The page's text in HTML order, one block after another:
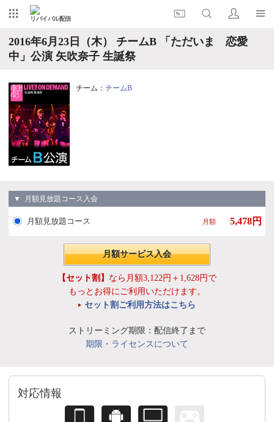
リバイバル配信
2016年6月23日（木） チームB 「ただいま 恋愛
中」公演 矢吹奈子 生誕祭
チーム： チームB
▼ 月額見放題コース入会
月額見放題コース 月額 5,478円
月額サービス入会
【セット割】 なら月額3,122円＋1,628円で
もっとお得にご利用いただけます。
セット割ご利用方法はこちら
ストリーミング期限：配信終了まで
期限・ライセンスについて
対応情報